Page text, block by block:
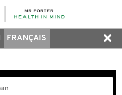
FRANÇAIS